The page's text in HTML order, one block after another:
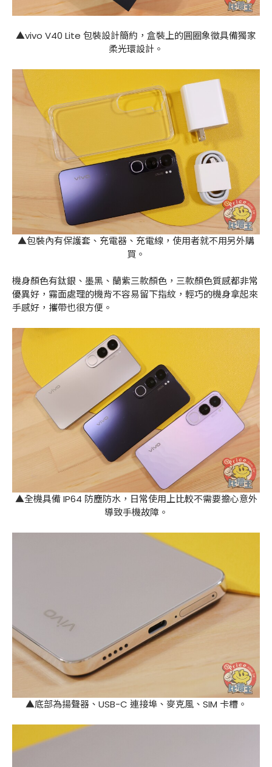
▲vivo V40 Lite 包裝設計簡約，盒裝上的圓圈象徵具備獨家
柔光環設計。
▲包裝內有保護套、充電器、充電線，使用者就不用另外購
買。
機身顏色有鈦銀、墨黑、蘭紫三款顏色，三款顏色質感都非常
優異好，霧面處理的機背不容易留下指紋，輕巧的機身拿起來
手感好，攜帶也很方便。
▲全機具備 IP64 防塵防水，日常使用上比較不需要擔心意外
導致手機故障。
▲底部為揚聲器、USB-C 連接埠、麥克風、SIM 卡槽。